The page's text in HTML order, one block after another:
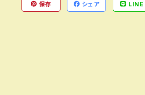
保存 シェア LINE